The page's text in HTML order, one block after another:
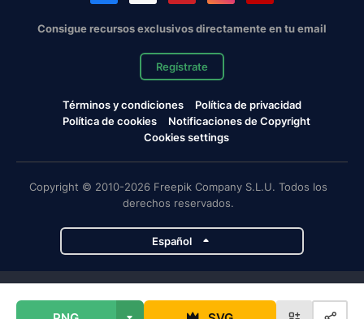
Consigue recursos exclusivos directamente en tu email
Regístrate
Términos y condiciones
Política de privacidad
Política de cookies
Notificaciones de Copyright
Cookies settings
Copyright © 2010-2026 Freepik Company S.L.U. Todos los
derechos reservados.
Español